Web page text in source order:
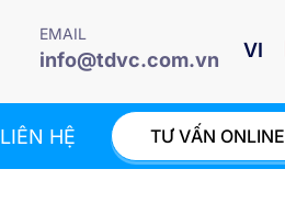
EMAIL
info@tdvc.com.vn
LIÊN HỆ TƯ VẤN ONLINE